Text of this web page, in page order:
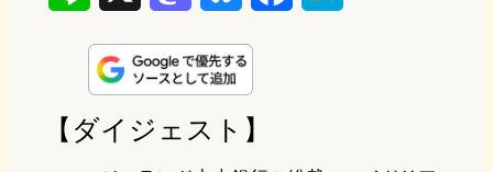
n
e
s
u
e
【ダイジェスト】